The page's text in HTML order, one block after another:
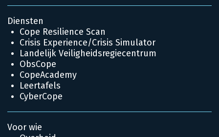
Diensten
Cope Resilience Scan
Crisis Experience/Crisis Simulator
Landelijk Veiligheidsregiecentrum
ObsCope
CopeAcademy
Leertafels
CyberCope
Voor wie